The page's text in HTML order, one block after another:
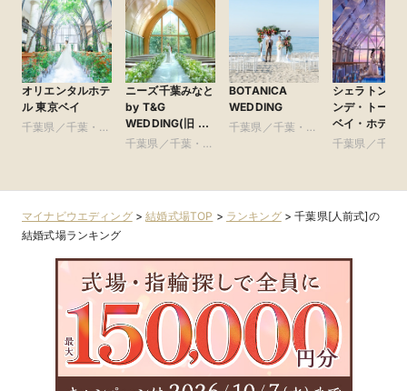
オリエンタルホテ
ル 東京ベイ
千葉県／千葉・舞
ニーズ千葉みなと
by T&G
WEDDING(旧 ベ
イサイドパーク迎
千葉県／千葉・舞
BOTANICA
WEDDING
千葉県／千葉・舞
シェラトン・
ンデ・トーキ
ベイ・ホテル
千葉県／千葉
マイナビウエディング>結婚式場TOP > ランキング>千葉県[人前式]の
結婚式場ランキング